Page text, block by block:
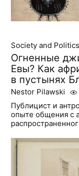
Society and Politics
Огненные
Евы? Как
в пустынях
Nestor Pilawski
Публицист и
опыте общения с